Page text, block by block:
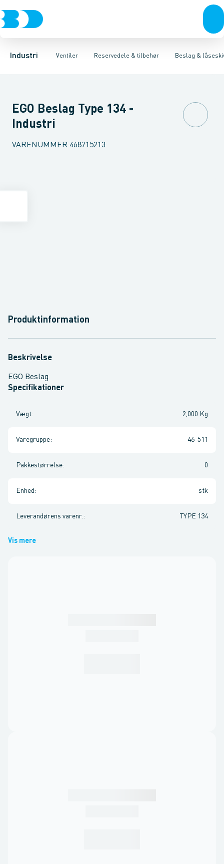
Industri Ventiler
VentilerRustfrit stål Sort stålGalvaniseret stål PlastIndustri
Reservedele & tilbehør
3-Delte kugleventiler 2-Delte kugleventiler3-VejsBeslag &
SpindelforlængereHåndtagReduktionerBeslag & låseskiver
EGO Beslag Type 134 -
Industri
VARENUMMER 468715213
Produktinformation
Beskrivelse
EGO Beslag
Specifikationer
Vægt: 2,000 Kg
Varegruppe: 46-511
Pakkestørrelse: 0
Enhed : stk
Leverandørens varenr. : TYPE 134
Vis mere